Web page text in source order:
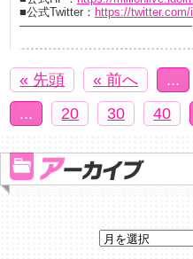
■公式Twitter： https://
———————————————
« 先頭 « 前へ ...
...
20 30 40